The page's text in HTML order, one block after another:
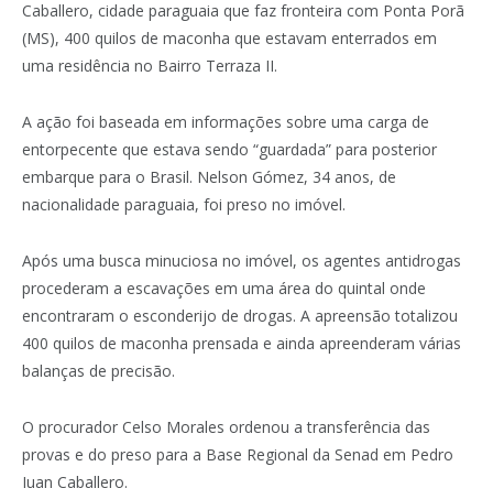
Caballero, cidade paraguaia que faz fronteira com Ponta Porã
(MS), 400 quilos de maconha que estavam enterrados em
uma residência no Bairro Terraza II.
A ação foi baseada em informações sobre uma carga de
entorpecente que estava sendo “guardada” para posterior
embarque para o Brasil. Nelson Gómez, 34 anos, de
nacionalidade paraguaia, foi preso no imóvel.
Após uma busca minuciosa no imóvel, os agentes antidrogas
procederam a escavações em uma área do quintal onde
encontraram o esconderijo de drogas. A apreensão totalizou
400 quilos de maconha prensada e ainda apreenderam várias
balanças de precisão.
O procurador Celso Morales ordenou a transferência das
provas e do preso para a Base Regional da Senad em Pedro
Juan Caballero.